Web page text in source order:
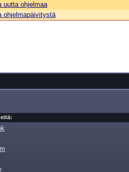
uutta ohjelmaa
ohjelmapäivitystä